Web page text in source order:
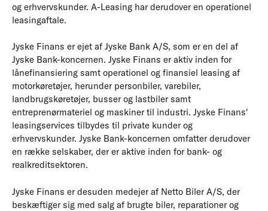
og erhvervskunder. A-Leasing har derudover en operationel
leasingaftale.
Jyske Finans er ejet af Jyske Bank A/S, som er en del af
Jyske Bank-koncernen. Jyske Finans er aktiv inden for
lånefinansiering samt operationel og finansiel leasing af
motorkøretøjer, herunder personbiler, varebiler,
landbrugskøretøjer, busser og lastbiler samt
entreprenørmateriel og maskiner til industri. Jyske Finans'
leasingservices tilbydes til private kunder og
erhvervskunder. Jyske Bank-koncernen omfatter derudover
en række selskaber, der er aktive inden for bank- og
realkreditsektoren.
Jyske Finans er desuden medejer af Netto Biler A/S, der
beskæftiger sig med salg af brugte biler, reparationer og